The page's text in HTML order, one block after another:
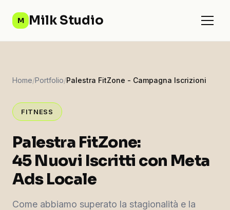
M Milk Studio
Home/Portfolio/Palestra FitZone - Campagna Iscrizioni
FITNESS
Palestra FitZone:
45 Nuovi Iscritti con Meta
Ads Locale
Come abbiamo superato la stagionalità e la